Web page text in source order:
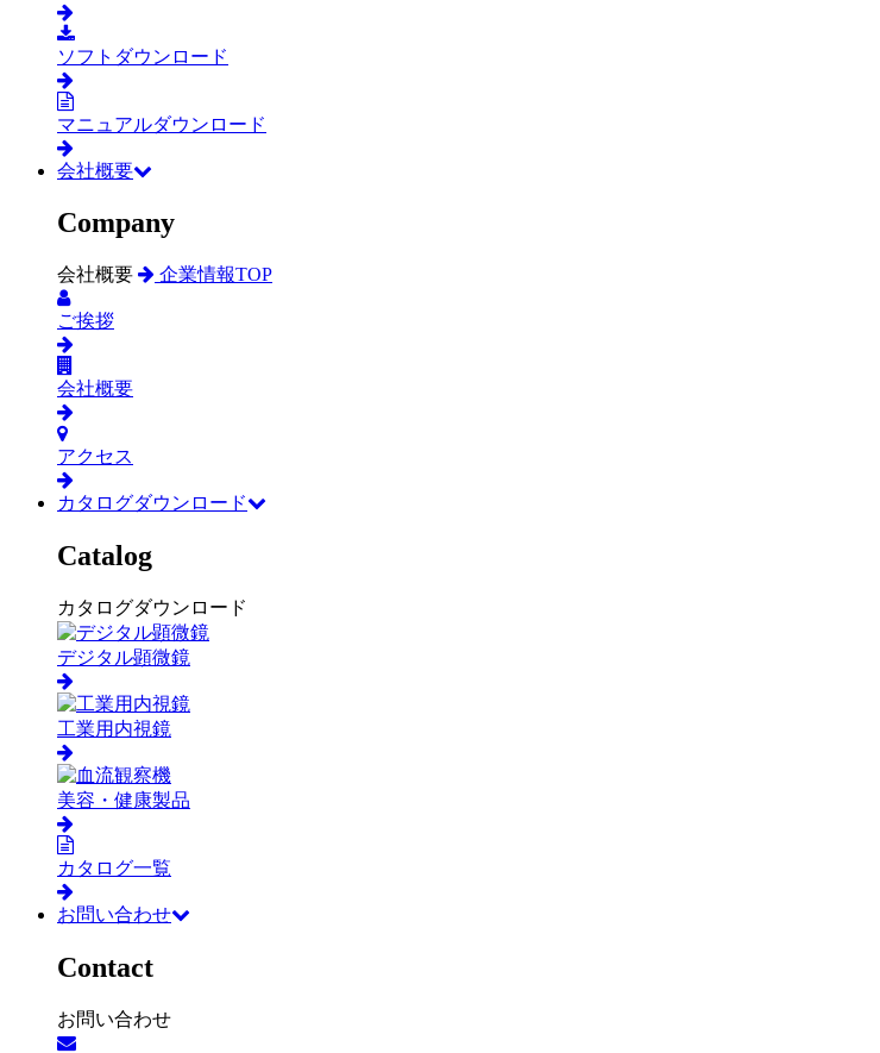
ソフトダウンロード
マニュアルダウンロード
会社概要
Company
会社概要 企業情報TOP
ご挨拶
会社概要
アクセス
カタログダウンロード
Catalog
カタログダウンロード
デジタル顕微鏡
工業用内視鏡
美容・健康製品
カタログ一覧
お問い合わせ
Contact
お問い合わせ